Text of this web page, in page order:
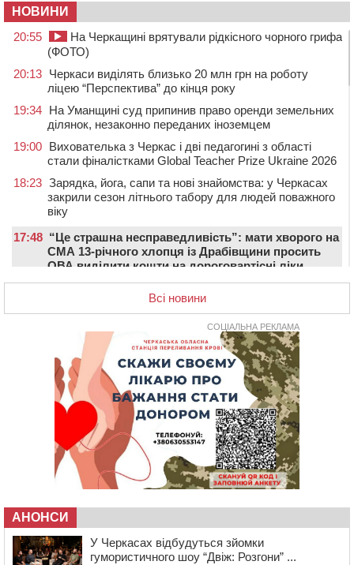
НОВИНИ
20:55
На Черкащині врятували рідкісного чорного грифа
(ФОТО)
20:13 Черкаси виділять близько 20 млн грн на роботу
ліцею “Перспектива” до кінця року
19:34 На Уманщині суд припинив право оренди земельних
ділянок, незаконно переданих іноземцем
19:00 Вихователька з Черкас і дві педагогині з області
стали фіналістками Global Teacher Prize Ukraine 2026
18:23 Зарядка, йога, сапи та нові знайомства: у Черкасах
закрили сезон літнього табору для людей поважного
віку
17:48 “Це страшна несправедливість”: мати хворого на
СМА 13-річного хлопця із Драбівщини просить
ОВА виділити кошти на дороговартісні ліки
На Уманщині судитимуть колишню очільницю відділу
освіти через закупівлю електрики за завищеною
У Черкасах провели в останню путь двох
загиблих воїнів
До 1 вересня у Черкасах оновлюють дорожню
розмітку біля навчальних закладів (ФОТОФАКТ)
На честь загиблого захисника і чемпіона світу в
Черкасах відкрили спортивно-реабілітаційний центр
На Звенигородщині, попри заборону міськради,
проведуть “Ше.Fest”
роботі електромереж та комунальних служб
14:02 На Черкащині намолотили перший мільйон тонн
зерна нового врожаю
Всі новини
СОЦІАЛЬНА РЕКЛАМА
АНОНСИ
У Черкасах відбудуться зйомки
гумористичного шоу “Двіж: Розгони” ...